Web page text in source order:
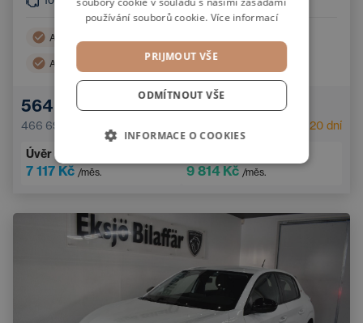
Asistent hlídání jízdy v pruhu
Automatická klimatizace Zatmavená okna
Bezklíčový start Handsfree
Zadní parkovací senzory
564 700 Kč
466 694 Kč Do 20 dní
Úvěr
7 117 Kč /měs. 9 814 Kč /měs.
používání souborů cookie. Více informací
PRIJMOUT VŠE
ODMÍTNOUT VŠE
INFORMACE O COOKIES